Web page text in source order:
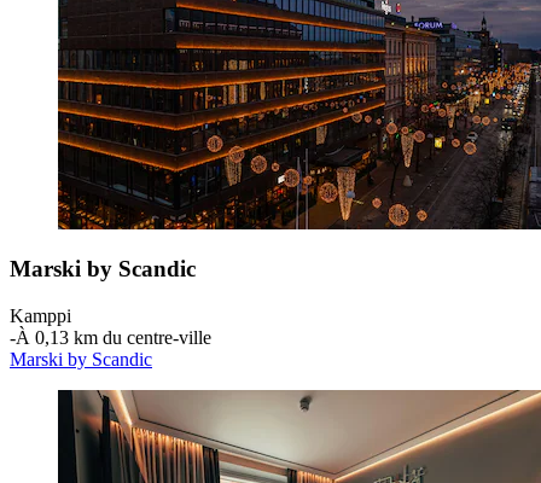
Marski by Scandic
Kamppi
‐À 0,13 km du centre-ville
Marski by Scandic